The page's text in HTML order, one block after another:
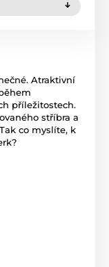
Atraktivní
příležitostech.
stříbra a
co myslíte, k